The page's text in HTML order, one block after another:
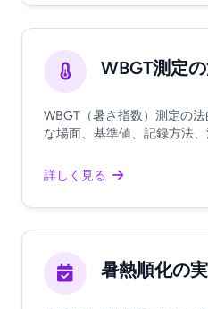
WBGT測定
WBGT（暑さ指数）測定の
な場面、基準値、記録方法、
詳しく見る
暑熱順化の